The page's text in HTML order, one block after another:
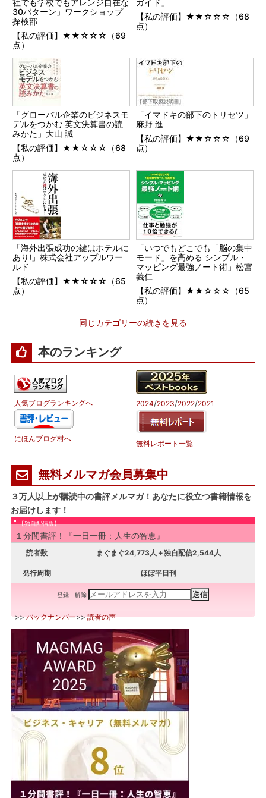
社でも学校でもアレンジ自在な
30パターン」ワークショップ
探検部
【私の評価】★★☆☆☆（69
点）
ガイド」
【私の評価】★★☆☆☆（68
点）
「グローバル企業のビジネスモ
デルをつかむ 英文決算書の読
みかた」大山 誠
【私の評価】★★☆☆☆（68
点）
「イマドキの部下のトリセツ」
麻野 進
【私の評価】★★☆☆☆（69
点）
「海外出張成功の鍵はホテルに
あり!」株式会社アップルワー
ルド
【私の評価】★★☆☆☆（65
点）
「いつでもどこでも「脳の集中
モード」を高める シンプル・
マッピング最強ノート術」松宮
義仁
【私の評価】★★☆☆☆（65
点）
同じカテゴリーの続きを見る
本のランキング
人気ブログランキングへ
にほんブログ村へ
2024/2023/2022/2021
無料レポート一覧
無料メルマガ会員募集中
３万人以上が購読中の書評メルマガ！あなたに役立つ書籍情報を
お届けします！
【独自配信版】
１分間書評！『一日一冊：人生の智恵』
読者数 まぐまぐ24,773人＋独自配信2,544人
発行周期 ほぼ平日刊
登録 解除
>>バックナンバー>>読者の声